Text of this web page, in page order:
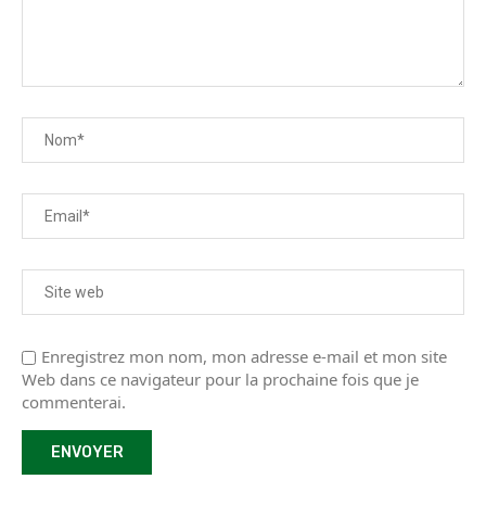
Enregistrez mon nom, mon adresse e-mail et mon site
Web dans ce navigateur pour la prochaine fois que je
commenterai.